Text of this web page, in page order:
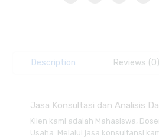
Description Reviews (0)
Jasa Konsultasi dan Analisis
Klien kami adalah Mahasiswa,
Usaha. Melalui jasa konsultansi